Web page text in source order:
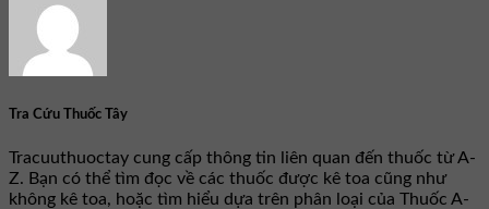
Tra Cứu Thuốc Tây
Tracuuthuoctay cung cấp thông tin liên quan đến thuốc từ A-
Z. Bạn có thể tìm đọc về các thuốc được kê toa cũng như
không kê toa, hoặc tìm hiểu dựa trên phân loại của Thuốc A-